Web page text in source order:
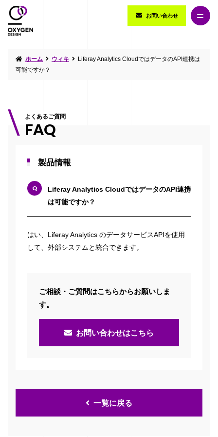
お問い合わせ
ホーム ウィキ
Liferay Analytics CloudではデータのAPI連携は
可能ですか？
よくあるご質問
FAQ
製品情報
Liferay Analytics CloudではデータのAPI連携
は可能ですか？
はい、Liferay Analytics のデータサービスAPIを使用
して、外部システムと統合できます。
ご相談・ご質問はこちらからお願いしま
す。
お問い合わせはこちら
一覧に戻る